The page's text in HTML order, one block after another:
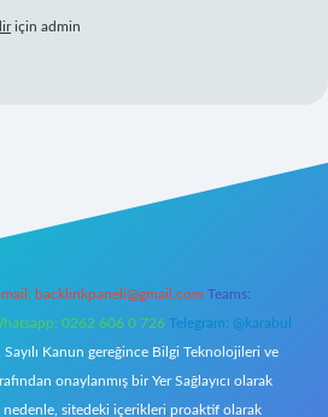
için admin
mail: backlinkpaneli@gmail.com Teams:
0262 606 0 726 Telegram: @karabul
Kanun gereğince Bilgi Teknolojileri ve
onaylanmış bir Yer Sağlayıcı olarak
nedenle, sitedeki içerikleri proaktif olarak